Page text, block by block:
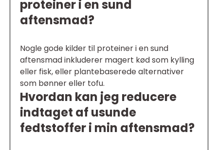
proteiner i en sund
aftensmad?
Nogle gode kilder til proteiner i en sund
aftensmad inkluderer magert kød som kylling
eller fisk, eller plantebaserede alternativer
som bønner eller tofu.
Hvordan kan jeg reducere
indtaget af usunde
fedtstoffer i min aftensmad?